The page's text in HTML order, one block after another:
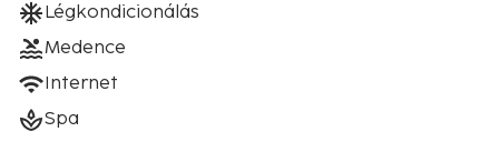
Légkondicionálás
Medence
Internet
Spa